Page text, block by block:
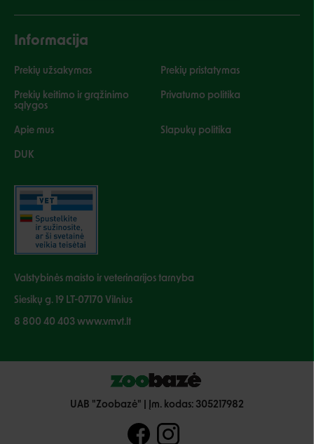
Informacija
Prekių užsakymas Prekių pristatymas
Prekių keitimo ir grąžinimo
sąlygos
Privatumo politika
Apie mus Slapukų politika
DUK
Valstybinės maisto ir veterinarijos tarnyba
Siesikų g. 19 LT-07170 Vilnius
8 800 40 403 www.vmvt.lt
UAB "Zoobazė" | Įm. kodas: 305217982